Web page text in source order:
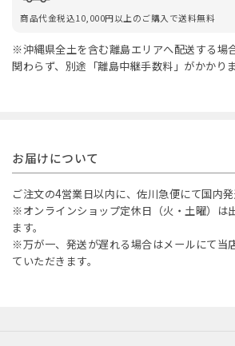
商品代金税込10,000円以上のご購入で送料無料
※沖縄県全土を含む離島エリアへ配送する場
関わらず、別途「離島中継手数料」がかかりま
お届けについて
ご注文の4営業日以内に、佐川急便にて国内発
※オンラインショップ定休日（火・土曜）は
ます。
※万が一、発送が遅れる場合はメールにて当
ていただきます。